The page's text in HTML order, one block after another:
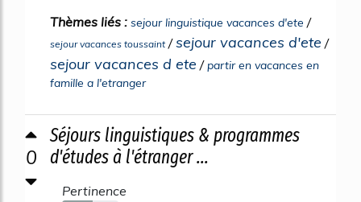
Thèmes liés : sejour linguistique vacances d'ete /
sejour vacances toussaint/sejour vacances d'ete /
sejour vacances d ete / partir en vacances en
famille a l'etranger
0
Séjours linguistiques & programmes
d'études à l'étranger ...
Pertinence